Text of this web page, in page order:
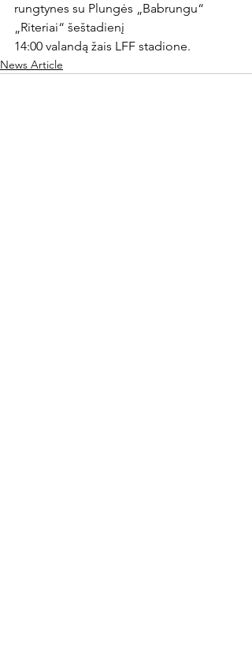
rungtynes su Plungės „Babrungu“
„Riteriai“ šeštadienį
14:00 valandą žais LFF stadione.
News Article